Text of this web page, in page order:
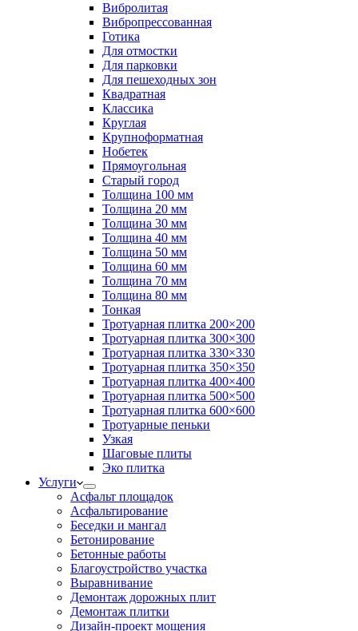
Вибролитая
Вибропрессованная
Готика
Для отмостки
Для парковки
Для пешеходных зон
Квадратная
Классика
Круглая
Крупноформатная
Нобетек
Прямоугольная
Старый город
Толщина 100 мм
Толщина 20 мм
Толщина 30 мм
Толщина 40 мм
Толщина 50 мм
Толщина 60 мм
Толщина 70 мм
Толщина 80 мм
Тонкая
Тротуарная плитка 200×200
Тротуарная плитка 300×300
Тротуарная плитка 330×330
Тротуарная плитка 350×350
Тротуарная плитка 400×400
Тротуарная плитка 500×500
Тротуарная плитка 600×600
Тротуарные пеньки
Узкая
Шаговые плиты
Эко плитка
Услуги
Асфальт площадок
Асфальтирование
Беседки и мангал
Бетонирование
Бетонные работы
Благоустройство участка
Выравнивание
Демонтаж дорожных плит
Демонтаж плитки
Дизайн-проект мощения